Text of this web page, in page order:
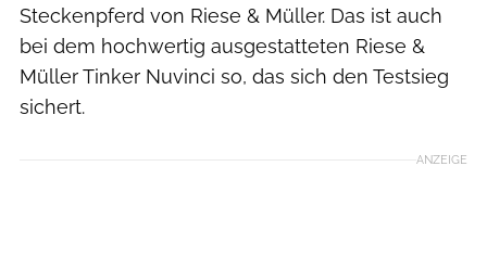
Steckenpferd von Riese & Müller. Das ist auch
bei dem hochwertig ausgestatteten Riese &
Müller Tinker Nuvinci so, das sich den Testsieg
sichert.
ANZEIGE